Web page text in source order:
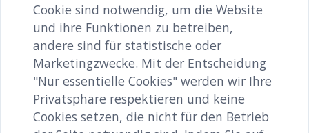
image00045.jpeg
image/jpeg 3024x4032
3.3 MB
Herunterladen
Cookie sind notwendig, um die Website
und ihre Funktionen zu betreiben,
andere sind für statistische oder
Marketingzwecke. Mit der Entscheidung
"Nur essentielle Cookies" werden wir Ihre
Privatsphäre respektieren und keine
Cookies setzen, die nicht für den Betrieb